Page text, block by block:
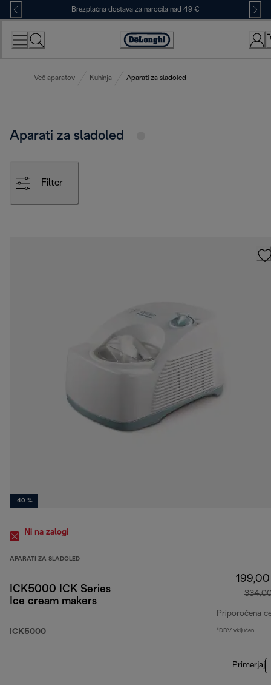
Skip
to
Content
Brezplačna dostava za naročila nad 49 €
Accessibility
Več aparatov Kuhinja Aparati za sladoled
Aparati za sladoled
Filter
-40 %
Ni na zalogi
APARATI ZA SLADOLED
ICK5000 ICK Series
Ice cream makers
ICK5000
Priporočena
*DDV vključen
Primerjaj